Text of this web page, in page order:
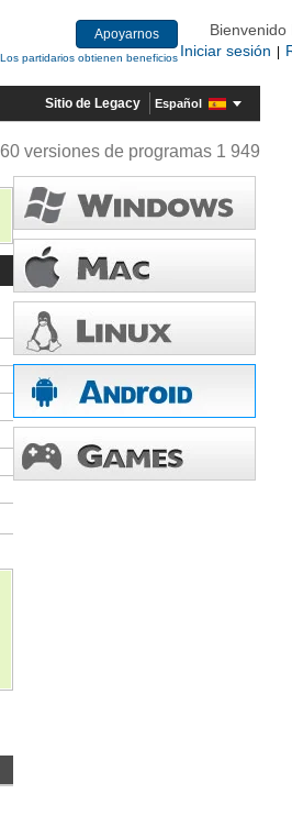
Apoyarnos
Los partidarios obtienen beneficios
Bienvenido
Iniciar sesión
Sitio de Legacy Español
versiones de programas 1 949